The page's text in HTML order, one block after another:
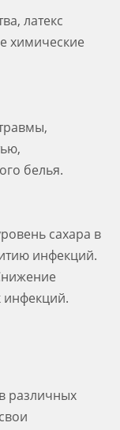
латекс
химические
белья.
сахара в
инфекций.
инфекций.
различных